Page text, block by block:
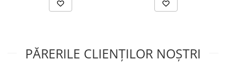
PĂRERILE CLIENȚILOR NOȘTRI